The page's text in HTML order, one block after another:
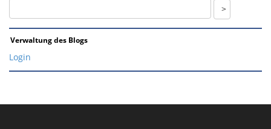
Verwaltung des Blogs
Login